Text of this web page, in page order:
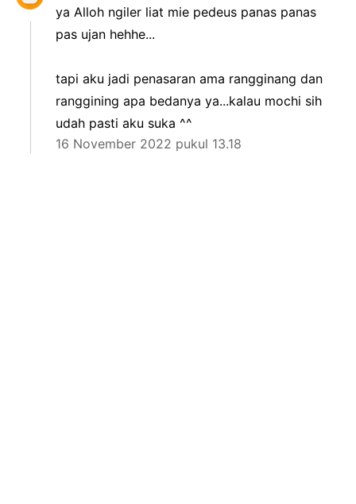
ya Alloh ngiler liat mie pedeus panas panas
pas ujan hehhe...
tapi aku jadi penasaran ama rangginang dan
ranggining apa bedanya ya...kalau mochi sih
udah pasti aku suka ^^
16 November 2022 pukul 13.18